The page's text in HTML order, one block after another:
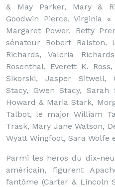
& May Parker, Mary &
Goodwin Pierce, Virginia
Margaret Power, Betty
sénateur Robert Ralston,
Richards, Valeria
Rosenthal, Everett K.
Sikorski, Jasper Sitwell,
Stacy, Gwen Stacy, Sarah
Howard & Maria Stark,
Talbot, le major William
Trask, Mary Jane Watson,
Wyatt Wingfoot, Sara Wolfe
Parmi les héros du dix-
américain, figurent
fantôme (Carter & Lincoln